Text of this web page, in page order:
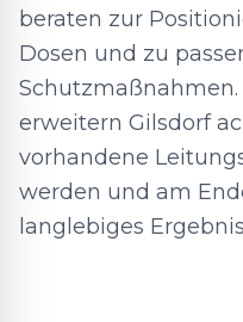
beraten zur
Dosen und zu
Schutzmaßnahmen.
erweitern Gilsdorf
vorhandene
werden und am
langlebiges